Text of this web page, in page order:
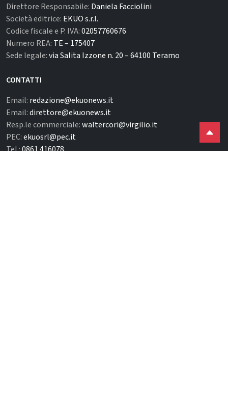
Direttore Responsabile: Daniela Facciolini
Società editrice: EKUO s.r.l.
Codice fiscale e P. IVA:02057760676
Numero REA: TE – 175407
Sede legale:via Salita Izzone n. 20 – 64100 Teramo
CONTATTI
Email: redazione@ekuonews.it
Email:direttore@ekuonews.it
Resp.le commerciale:waltercori@virgilio.it
PEC:ekuosrl@pec.it
Tel.:0861.416078